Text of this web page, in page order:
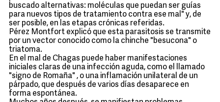
buscado alternativas: moléculas que puedan ser guías
para nuevos tipos de tratamiento contra ese mal" y, de
ser posible, en las etapas crónicas referidas.
Pérez Montfort explicó que esta parasitosis se transmite
por un vector conocido como la chinche "besucona" o
triatoma.
En el mal de Chagas puede haber manifestaciones
iniciales claras de una infección aguda, como el llamado
"signo de Romaña" , o una inflamación unilateral de un
párpado, que después de varios días desaparece en
forma espontánea.